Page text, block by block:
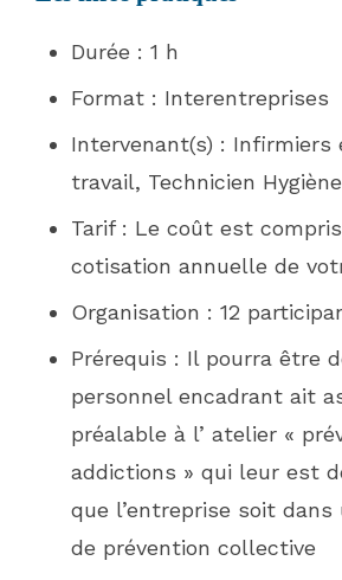
Durée : 1 h
Format : Interentreprises
Intervenant(s) : Infirmiers
travail, Technicien
Tarif : Le coût est
cotisation annuelle de
Organisation : 12
Prérequis : Il pourra être
personnel encadrant ait
préalable à l’ atelier «
addictions » qui leur est
que l’entreprise soit dans
de prévention collective